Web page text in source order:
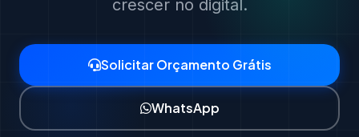
crescer no digital.
Solicitar Orçamento Grátis
WhatsApp